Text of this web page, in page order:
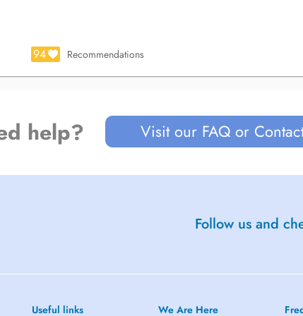
94 Recommendations
help? Visit our FAQ or
Follow us and
Useful links We Are Here